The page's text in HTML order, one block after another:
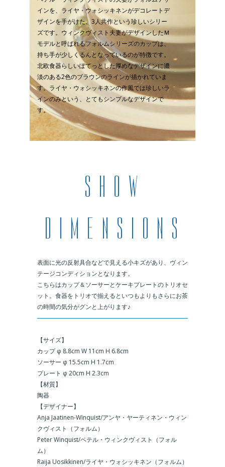
インを、ライヤ・ウォシッキネンがデコレートデ
ザインを手がけた、3人共作という珍しいシリー
ズです。 ウィンクヴィスト夫妻がデザインしたＭ
モデルと呼ばれるフォルムシリーズのカップは、
持ち手が少しくるんとなっているのが特徴です。
北欧食器らしいぽてっとした厚めなデザインに濃
淡のある2色のブラウンのラインが描かれていま
す。 ライヤ・ウォシッキネンの作風では珍しいラ
インのみという、とてもシンプルなデザインで
す。
表面に光の反射具合などで見える小キズがあり、ヴィン
テージコンディションとなります。
こちらはカップ＆ソーサーとケーキプレートのトリオセ
ット。食器をトリオで揃えるといつもよりもさらにお茶
の時間の気分がグンと上がります♪
【サイズ】
カップ φ 8.8cm W 11cm H 6.8cm
ソーサー φ 15.5cm H 1.7cm
プレート φ 20cm H 2.3cm
【材質】
陶器
【デザイナー】
Anja Jaatinen-Winquist/アンヤ・ヤーティネン・ウィン
クヴィスト（フォルム）
Peter Winquist/ペテル・ウィンクヴィスト（フォル
ム）
Raija Uosikkinen/ライヤ・ウォシッキネン（フォルム）